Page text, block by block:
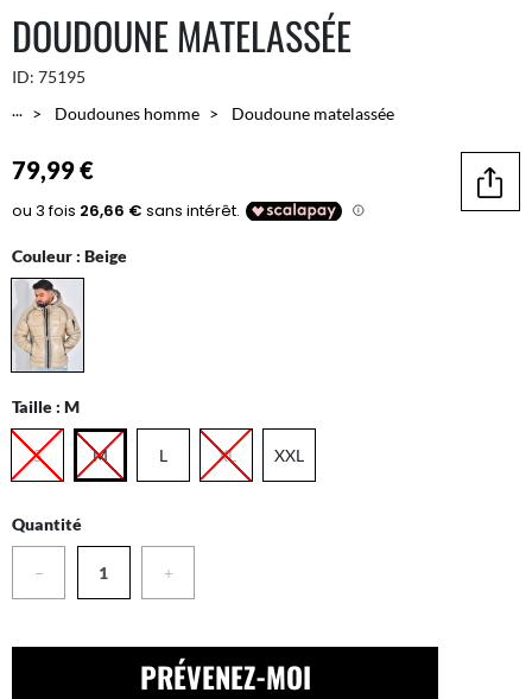
DOUDOUNE MATELASSÉE
ID: 75195
...
Doudounes homme Doudoune matelassée
79,99 €
Couleur : Beige
Taille : M
S M L XL XXL
Quantité
− +
PRÉVENEZ-MOI